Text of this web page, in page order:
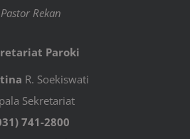
Pastor Rekan
Paroki
R. Soekiswati
Sekretariat
741-2800